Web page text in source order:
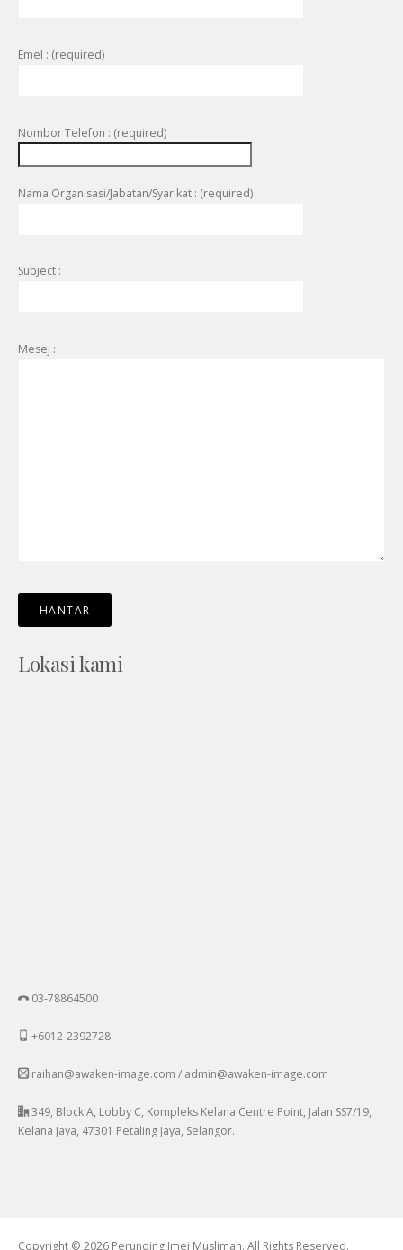
Emel : (required)
Nombor Telefon : (required)
Nama Organisasi/Jabatan/Syarikat : (required)
Subject :
Mesej :
Lokasi kami
03-78864500
+6012-2392728
raihan@awaken-image.com / admin@awaken-image.com
349, Block A, Lobby C, Kompleks Kelana Centre Point, Jalan SS7/19,
Kelana Jaya, 47301 Petaling Jaya, Selangor.
Copyright © 2026 Perunding Imej Muslimah. All Rights Reserved.